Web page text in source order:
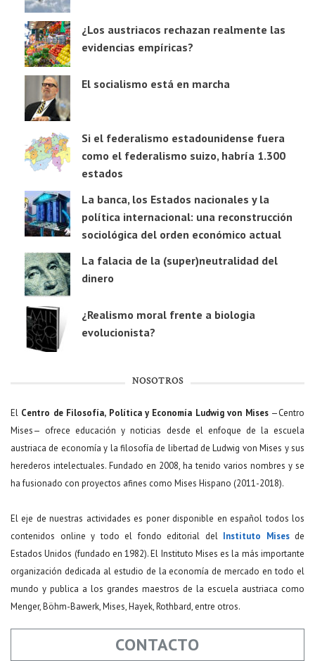
¿Los austriacos rechazan realmente las
evidencias empíricas?
El socialismo está en marcha
Si el federalismo estadounidense fuera
como el federalismo suizo, habría 1.300
estados
La banca, los Estados nacionales y la
política internacional: una reconstrucción
sociológica del orden económico actual
La falacia de la (super)neutralidad del
dinero
¿Realismo moral frente a biologia
evolucionista?
NOSOTROS
El Centro de Filosofía, Política y Economía Ludwig von Mises—Centro
Mises— ofrece educación y noticias desde el enfoque de la escuela
austriaca de economía y la filosofía de libertad de Ludwig von Mises y sus
herederos intelectuales. Fundado en 2008, ha tenido varios nombres y se
ha fusionado con proyectos afines como Mises Hispano (2011-2018).
El eje de nuestras actividades es poner disponible en español todos los
contenidos online y todo el fondo editorial del Instituto Misesde
Estados Unidos (fundado en 1982). El Instituto Mises es la más importante
organización dedicada al estudio de la economía de mercado en todo el
mundo y publica a los grandes maestros de la escuela austriaca como
Menger, Böhm-Bawerk, Mises, Hayek, Rothbard, entre otros.
CONTACTO